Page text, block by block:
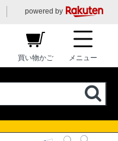
powered by
買い物かご メニュー